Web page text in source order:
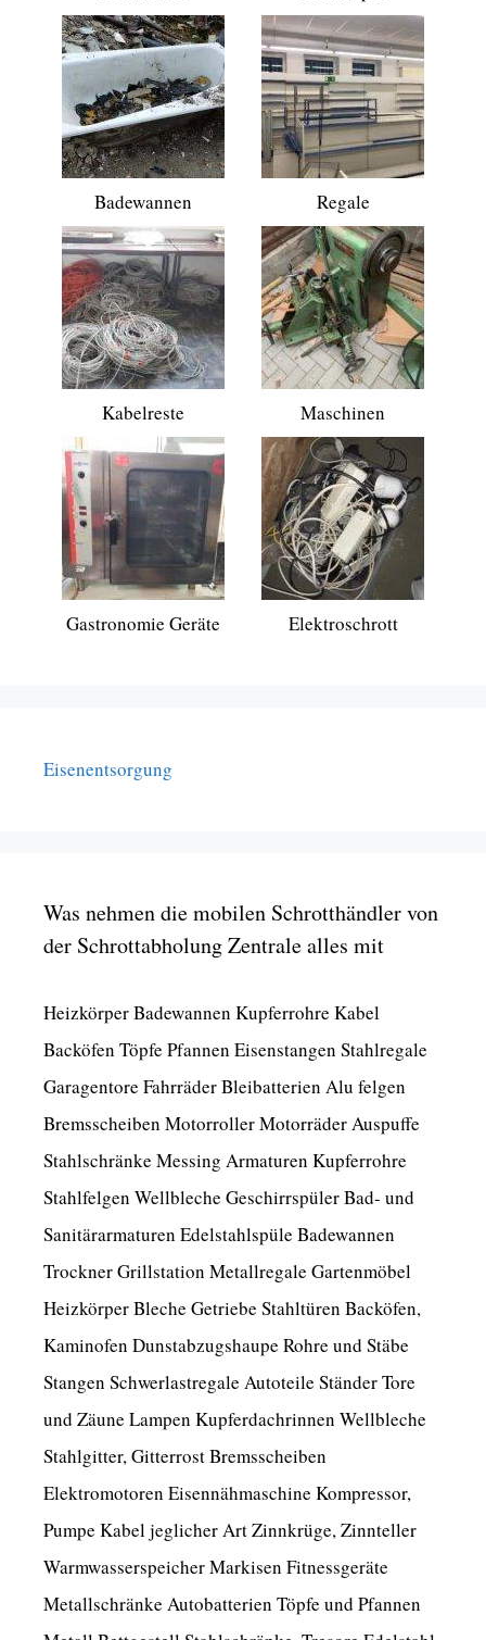
Badewannen Regale
Kabelreste Maschinen
Gastronomie Geräte Elektroschrott
Eisenentsorgung
Was nehmen die mobilen Schrotthändler von
der Schrottabholung Zentrale alles mit
Heizkörper Badewannen Kupferrohre Kabel
Backöfen Töpfe Pfannen Eisenstangen Stahlregale
Garagentore Fahrräder Bleibatterien Alu felgen
Bremsscheiben Motorroller Motorräder Auspuffe
Stahlschränke Messing Armaturen Kupferrohre
Stahlfelgen Wellbleche Geschirrspüler Bad- und
Sanitärarmaturen Edelstahlspüle Badewannen
Trockner Grillstation Metallregale Gartenmöbel
Heizkörper Bleche Getriebe Stahltüren Backöfen,
Kaminofen Dunstabzugshaupe Rohre und Stäbe
Stangen Schwerlastregale Autoteile Ständer Tore
und Zäune Lampen Kupferdachrinnen Wellbleche
Stahlgitter, Gitterrost Bremsscheiben
Elektromotoren Eisennähmaschine Kompressor,
Pumpe Kabel jeglicher Art Zinnkrüge, Zinnteller
Warmwasserspeicher Markisen Fitnessgeräte
Metallschränke Autobatterien Töpfe und Pfannen